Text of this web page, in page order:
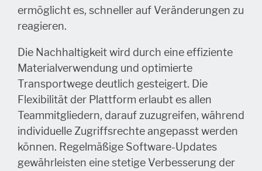
ermöglicht es, schneller auf Veränderungen zu
reagieren.
Die Nachhaltigkeit wird durch eine effiziente
Materialverwendung und optimierte
Transportwege deutlich gesteigert. Die
Flexibilität der Plattform erlaubt es allen
Teammitgliedern, darauf zuzugreifen, während
individuelle Zugriffsrechte angepasst werden
können. Regelmäßige Software-Updates
gewährleisten eine stetige Verbesserung der